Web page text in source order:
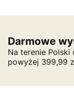
Darmowe
Na terenie Polski
powyżej 399,99